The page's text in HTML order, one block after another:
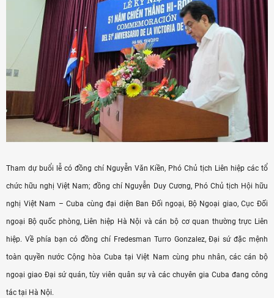
Tham dự buổi lễ có đồng chí Nguyễn Văn Kiền, Phó Chủ tịch Liên hiệp các tổ
chức hữu nghị Việt Nam; đồng chí Nguyễn Duy Cương, Phó Chủ tịch Hội hữu
nghị Việt Nam – Cuba cùng đại diện Ban Đối ngoại, Bộ Ngoại giao, Cục Đối
ngoại Bộ quốc phòng, Liên hiệp Hà Nội và cán bộ cơ quan thường trực Liên
hiệp. Về phía bạn có đồng chí Fredesman Turro Gonzalez, Đại sứ đặc mệnh
toàn quyền nước Cộng hòa Cuba tại Việt Nam cùng phu nhân, các cán bộ
ngoại giao Đại sứ quán, tùy viên quân sự và các chuyên gia Cuba đang công
tác tại Hà Nội.